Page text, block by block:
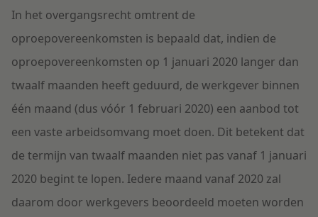
In het overgangsrecht omtrent de
oproepovereenkomsten is bepaald dat, indien de
oproepovereenkomsten op 1 januari 2020 langer dan
twaalf maanden heeft geduurd, de werkgever binnen
één maand (dus vóór 1 februari 2020) een aanbod tot
een vaste arbeidsomvang moet doen. Dit betekent dat
de termijn van twaalf maanden niet pas vanaf 1 januari
2020 begint te lopen. Iedere maand vanaf 2020 zal
daarom door werkgevers beoordeeld moeten worden